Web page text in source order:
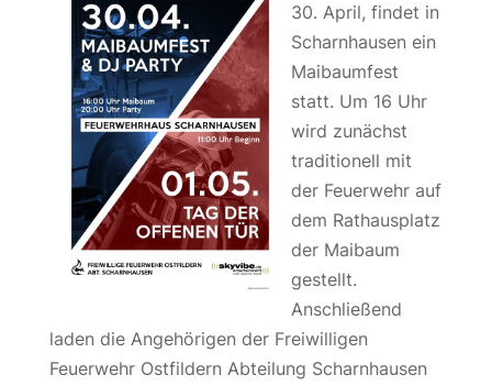
30. April, findet in
Scharnhausen ein
Maibaumfest
statt. Um 16 Uhr
wird zunächst
traditionell mit
der Feuerwehr auf
dem Rathausplatz
der Maibaum
gestellt.
Anschließend
laden die Angehörigen der Freiwilligen
Feuerwehr Ostfildern Abteilung Scharnhausen